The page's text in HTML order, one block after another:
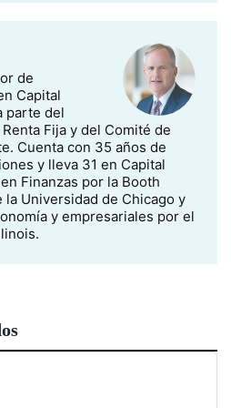
de
Capital
parte del
Fija y del Comité de
Cuenta con 35 años de
y lleva 31 en Capital
Finanzas por la Booth
la Universidad de Chicago y
y empresariales por el